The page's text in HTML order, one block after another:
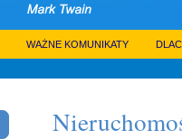
WAŻNE KOMUNIKATY